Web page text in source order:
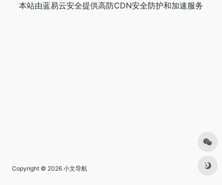
本站由蓝易云安全提供高防CDN安全防护和加速服务
Copyright © 2026 小文导航